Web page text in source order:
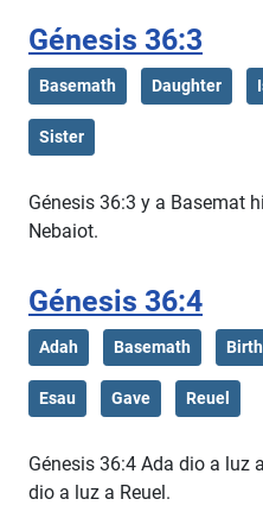
Génesis 36:3
Basemath Daughter
Sister
Génesis 36:3 y a Basemat
Nebaiot.
Génesis 36:4
Adah Basemath Birth
Esau Gave Reuel
Génesis 36:4 Ada dio a luz
dio a luz a Reuel.